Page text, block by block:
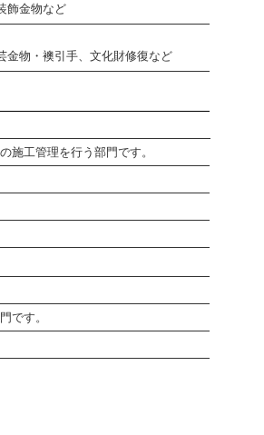
飾金物など
金物・襖引手、文化財修復など
施工管理を行う部門です。
です。